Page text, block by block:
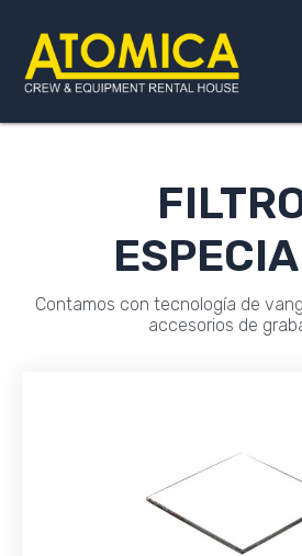
contenido
Contamos con tecnología de
accesorios de